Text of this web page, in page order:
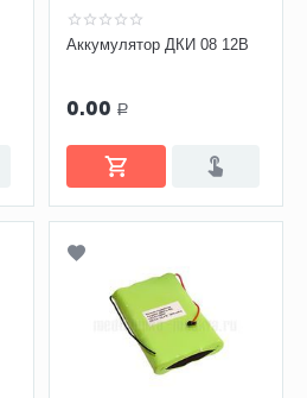
Аккумулятор ДКИ 08 12В
0.00 Р